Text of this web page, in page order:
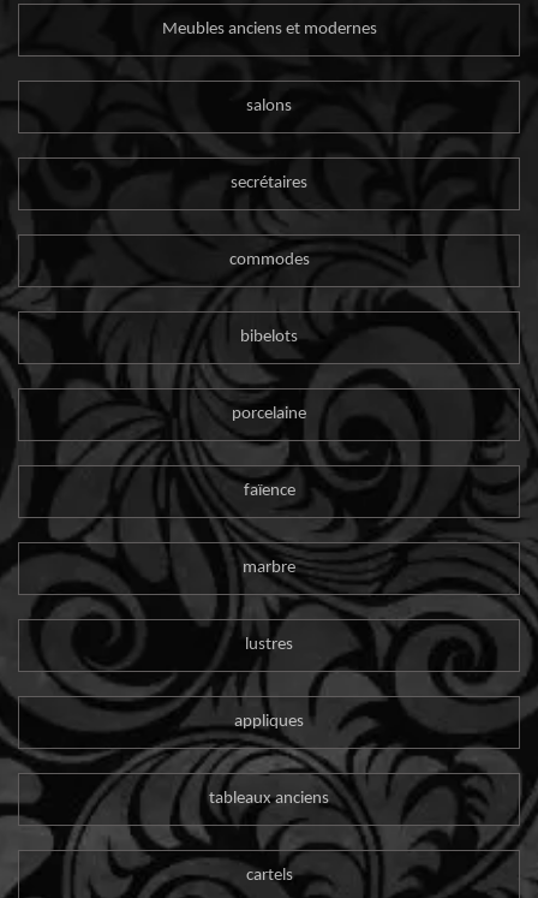
Meubles anciens et modernes
salons
secrétaires
commodes
bibelots
porcelaine
faïence
marbre
lustres
appliques
tableaux anciens
cartels